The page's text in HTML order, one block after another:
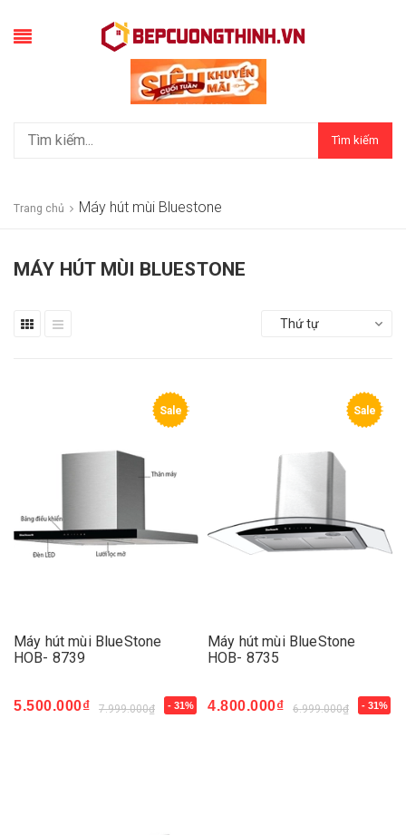
Tìm kiếm
Trang chủ Máy hút mùi Bluestone
MÁY HÚT MÙI BLUESTONE
Thứ tự
Sale
Máy hút mùi BlueStone
HOB- 8739
5.500.000₫ 7.999.000₫ - 31%
Sale
Máy hút mùi BlueStone
HOB- 8735
4.800.000₫ 6.999.000₫ - 31%